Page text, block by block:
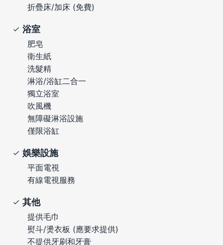
折疊床/加床 (免費)
浴室
肥皂
衛生紙
洗髮精
淋浴/浴缸二合一
獨立浴室
吹風機
無障礙淋浴設施
僅限浴缸
娛樂設施
平面電視
有線電視服務
其他
提供毛巾
熨斗/燙衣板 (應要求提供)
不提供牙刷和牙膏